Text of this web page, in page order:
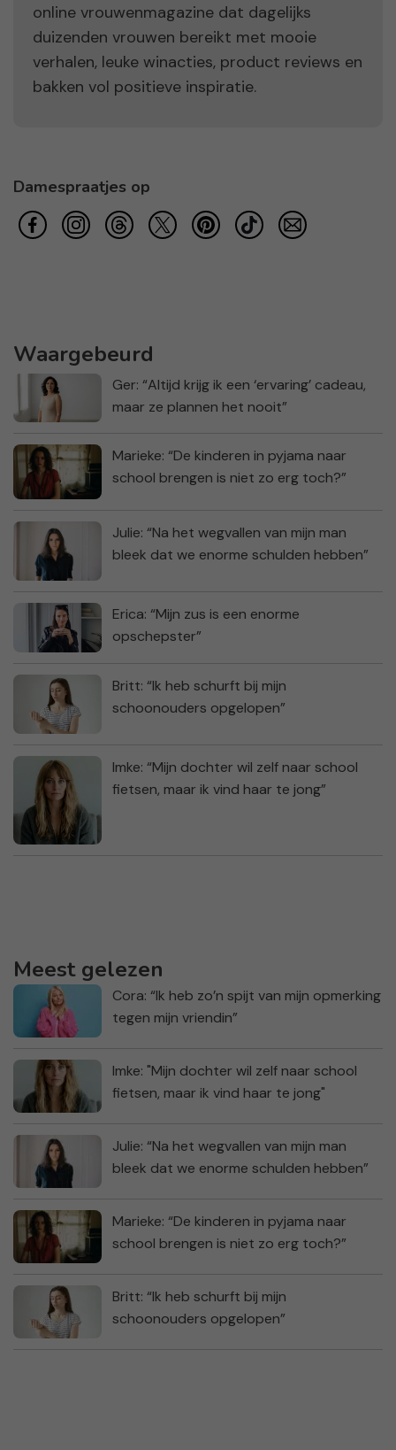
online vrouwenmagazine dat dagelijks
duizenden vrouwen bereikt met mooie
verhalen, leuke winacties, product reviews en
bakken vol positieve inspiratie.
Damespraatjes op
Waargebeurd
Ger: “Altijd krijg ik een ‘ervaring’ cadeau,
maar ze plannen het nooit”
Marieke: “De kinderen in pyjama naar
school brengen is niet zo erg toch?”
Julie: “Na het wegvallen van mijn man
bleek dat we enorme schulden hebben”
Erica: “Mijn zus is een enorme
opschepster”
Britt: “Ik heb schurft bij mijn
schoonouders opgelopen”
Imke: “Mijn dochter wil zelf naar school
fietsen, maar ik vind haar te jong”
Meest gelezen
Cora: “Ik heb zo’n spijt van mijn opmerking
tegen mijn vriendin”
Imke: "Mijn dochter wil zelf naar school
fietsen, maar ik vind haar te jong"
Julie: “Na het wegvallen van mijn man
bleek dat we enorme schulden hebben”
Marieke: “De kinderen in pyjama naar
school brengen is niet zo erg toch?”
Britt: “Ik heb schurft bij mijn
schoonouders opgelopen”